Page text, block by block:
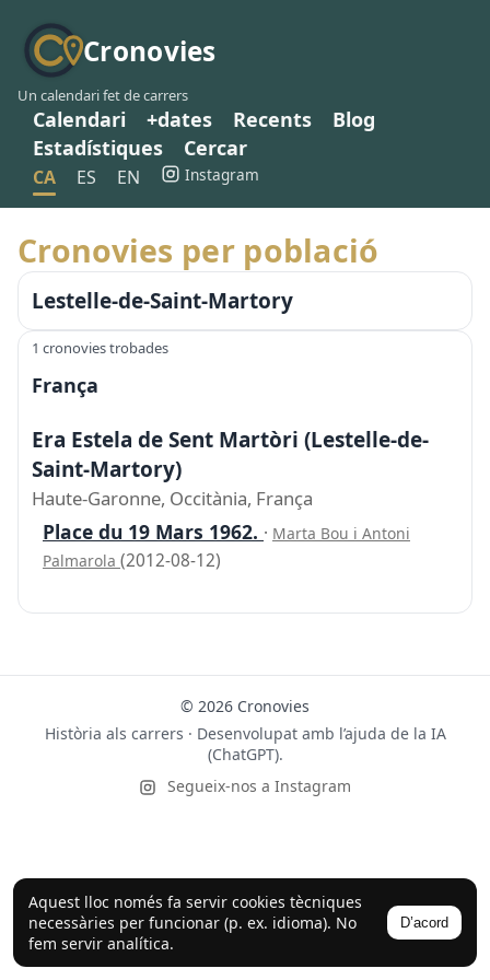
Cronovies
Un calendari fet de carrers
Calendari +dates Recents
Blog
Estadístiques
Cercar
CA ES EN Instagram
Aquest lloc només fa servir cookies tècniques
necessàries per funcionar (p. ex. idioma). No
fem servir analítica.
D’acord
Cronovies per població
Lestelle-de-Saint-Martory
1 cronovies trobades
França
Era Estela de Sent Martòri (Lestelle-de-
Saint-Martory)
Haute-Garonne, Occitània, França
Place du 19 Mars 1962. · Marta Bou i Antoni
Palmarola (2012-08-12)
© 2026 Cronovies
Història als carrers · Desenvolupat amb l’ajuda de la IA
(ChatGPT).
Segueix-nos a Instagram